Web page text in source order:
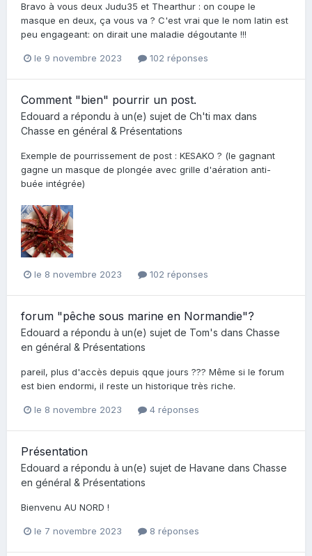
Bravo à vous deux Judu35 et Thearthur : on coupe le
masque en deux, ça vous va ? C'est vrai que le nom latin est
peu engageant: on dirait une maladie dégoutante !!!
le 9 novembre 2023 102 réponses
Comment "bien" pourrir un post.
Edouard a répondu à un(e) sujet de Ch'ti max dans
Chasse en général & Présentations
Exemple de pourrissement de post : KESAKO ? (le gagnant
gagne un masque de plongée avec grille d'aération anti-
buée intégrée)
le 8 novembre 2023 102 réponses
forum "pêche sous marine en Normandie"?
Edouard a répondu à un(e) sujet de Tom's dans Chasse
en général & Présentations
pareil, plus d'accès depuis qque jours ??? Même si le forum
est bien endormi, il reste un historique très riche.
le 8 novembre 2023 4 réponses
Présentation
Edouard a répondu à un(e) sujet de Havane dans Chasse
en général & Présentations
Bienvenu AU NORD !
le 7 novembre 2023 8 réponses